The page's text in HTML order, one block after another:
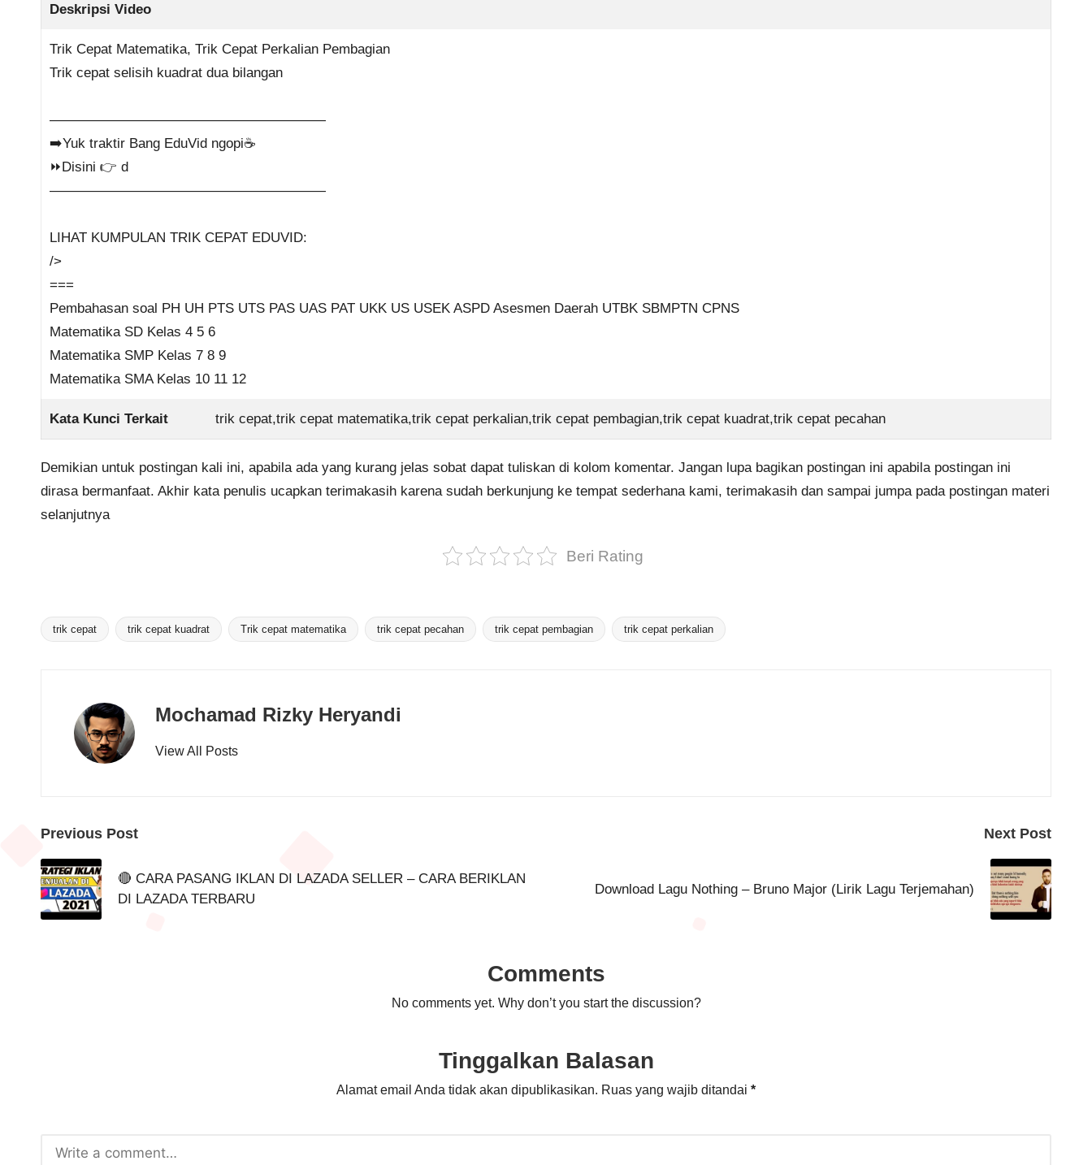
Deskripsi Video
Trik Cepat Matematika, Trik Cepat Perkalian Pembagian
Trik cepat selisih kuadrat dua bilangan
————————————————————
➡️Yuk traktir Bang EduVid ngopi☕
⏩Disini 👉 d
————————————————————
LIHAT KUMPULAN TRIK CEPAT EDUVID:
/>
===
Pembahasan soal PH UH PTS UTS PAS UAS PAT UKK US USEK ASPD Asesmen Daerah UTBK SBMPTN CPNS
Matematika SD Kelas 4 5 6
Matematika SMP Kelas 7 8 9
Matematika SMA Kelas 10 11 12
Kata Kunci Terkait trik cepat,trik cepat matematika,trik cepat perkalian,trik cepat pembagian,trik cepat kuadrat,trik cepat pecahan
Demikian untuk postingan kali ini, apabila ada yang kurang jelas sobat dapat tuliskan di kolom komentar. Jangan lupa bagikan postingan ini apabila postingan ini
dirasa bermanfaat. Akhir kata penulis ucapkan terimakasih karena sudah berkunjung ke tempat sederhana kami, terimakasih dan sampai jumpa pada postingan materi
selanjutnya
Beri Rating
Tags:
trik cepat trik cepat kuadrat Trik cepat matematika trik cepat pecahan trik cepat pembagian trik cepat perkalian
Mochamad Rizky Heryandi
View All Posts
Post
navigation
Previous Post
🔴 CARA PASANG IKLAN DI LAZADA SELLER – CARA BERIKLAN
DI LAZADA TERBARU
Next Post
Download Lagu Nothing – Bruno Major (Lirik Lagu Terjemahan)
Comments
No comments yet. Why don’t you start the discussion?
Tinggalkan Balasan
Alamat email Anda tidak akan dipublikasikan. Ruas yang wajib ditandai *